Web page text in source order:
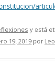
y está
19, 2019 por